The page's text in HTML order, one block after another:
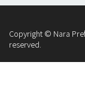
Copyright © Nara
reserved.